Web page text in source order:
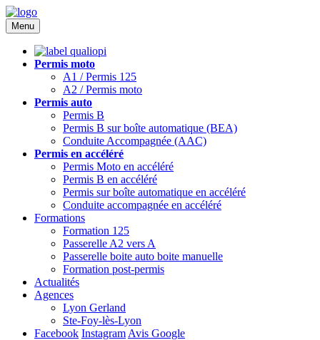
Menu
Permis moto
A1 / Permis 125
A2 / Permis moto
Permis auto
Permis B
Permis B sur boîte automatique (BEA)
Conduite Accompagnée (AAC)
Permis en accéléré
Permis Moto en accéléré
Permis B en accéléré
Permis sur boîte automatique en accéléré
Conduite accompagnée en accéléré
Formations
Formation 125
Passerelle A2 vers A
Passerelle boite auto boite manuelle
Formation post-permis
Actualités
Agences
Lyon Gerland
Ste-Foy-lès-Lyon
Facebook Instagram Avis Google